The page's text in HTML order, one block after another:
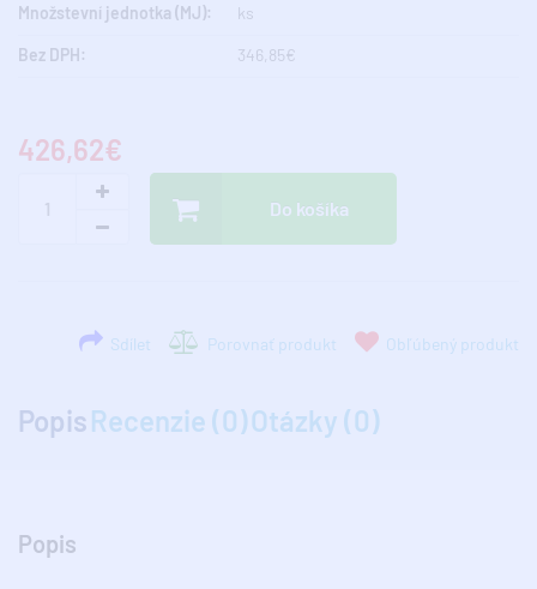
Množstevní jednotka (MJ): ks
Bez DPH: 346,85€
426,62€
Do košíka
Sdílet Porovnať produkt Obľúbený produkt
PopisRecenzie (0)Otázky (0)
Popis